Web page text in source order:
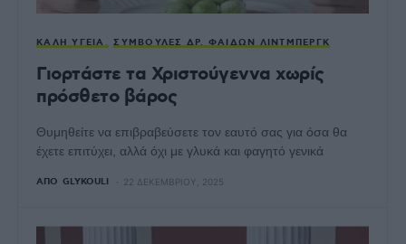
ΚΑΛΉ ΥΓΕΊΑ ΣΥΜΒΟΥΛΈΣ ΔΡ. ΦΑΊΔΩΝ ΛΊΝΤΜΠΕΡΓΚ
Γιορτάστε τα Χριστούγεννα χωρίς
πρόσθετο βάρος
Θυμηθείτε να επιβραβεύσετε τον εαυτό σας για όσα θα
έχετε επιτύχει, αλλά όχι με γλυκά και φαγητό γενικά
ΑΠΌ GLYKOULI 22 ΔΕΚΕΜΒΡΊΟΥ, 2025